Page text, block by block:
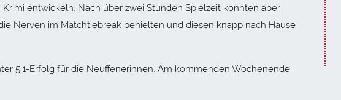
entwickeln. Nach über zwei Stunden Spielzeit konnten aber
Nerven im Matchtiebreak behielten und diesen knapp nach Hause
5:1-Erfolg für die Neuffenerinnen. Am kommenden Wochenende